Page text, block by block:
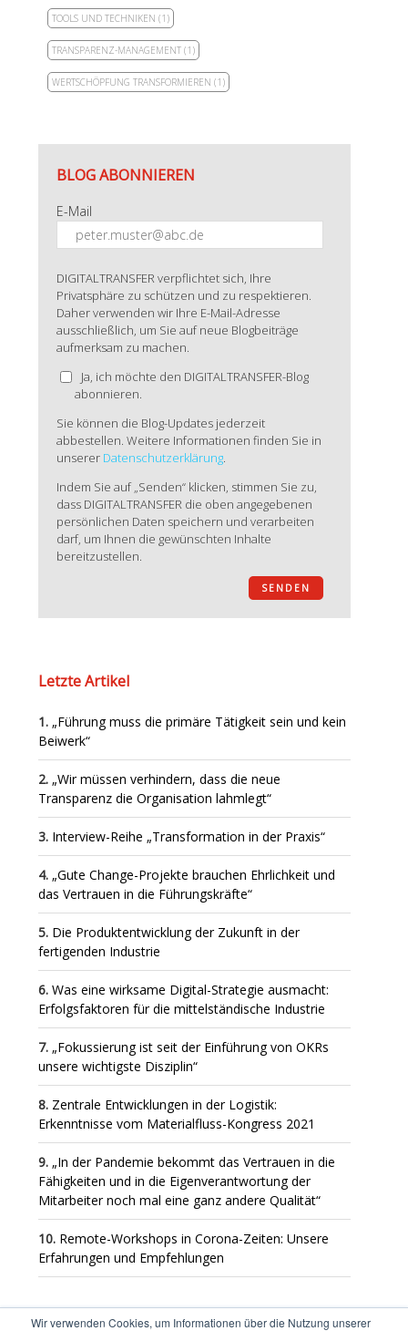
Wir verwenden Cookies, um Informationen über die Nutzung unserer
TOOLS UND TECHNIKEN(1)
TRANSPARENZ-MANAGEMENT(1)
WERTSCHÖPFUNG TRANSFORMIEREN(1)
BLOG ABONNIEREN
E-Mail
DIGITALTRANSFER verpflichtet sich, Ihre
Privatsphäre zu schützen und zu respektieren.
Daher verwenden wir Ihre E-Mail-Adresse
ausschließlich, um Sie auf neue Blogbeiträge
aufmerksam zu machen.
Ja, ich möchte den DIGITALTRANSFER-Blog
abonnieren.
Sie können die Blog-Updates jederzeit
abbestellen. Weitere Informationen finden Sie in
unserer Datenschutzerklärung.
Indem Sie auf „Senden“ klicken, stimmen Sie zu,
dass DIGITALTRANSFER die oben angegebenen
persönlichen Daten speichern und verarbeiten
darf, um Ihnen die gewünschten Inhalte
bereitzustellen.
Letzte Artikel
„Führung muss die primäre Tätigkeit sein und kein
Beiwerk“
„Wir müssen verhindern, dass die neue
Transparenz die Organisation lahmlegt“
Interview-Reihe „Transformation in der Praxis“
„Gute Change-Projekte brauchen Ehrlichkeit und
das Vertrauen in die Führungskräfte“
Die Produktentwicklung der Zukunft in der
fertigenden Industrie
Was eine wirksame Digital-Strategie ausmacht:
Erfolgsfaktoren für die mittelständische Industrie
„Fokussierung ist seit der Einführung von OKRs
unsere wichtigste Disziplin“
Zentrale Entwicklungen in der Logistik:
Erkenntnisse vom Materialfluss-Kongress 2021
„In der Pandemie bekommt das Vertrauen in die
Fähigkeiten und in die Eigenverantwortung der
Mitarbeiter noch mal eine ganz andere Qualität“
Remote-Workshops in Corona-Zeiten: Unsere
Erfahrungen und Empfehlungen